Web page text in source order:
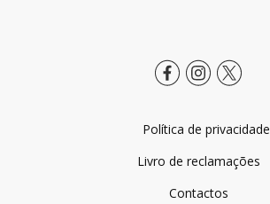
Política de privacidade
Livro de reclamações
Contactos